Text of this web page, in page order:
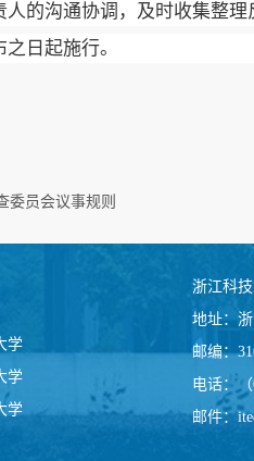
人的沟通协调，及时收集整理
日起施行。
委员会议事规则
学
学
学
浙江科
地址：
邮编：
电话：
邮件：